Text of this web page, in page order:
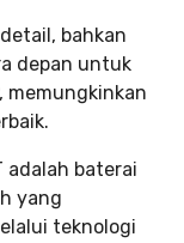
bahkan
depan untuk
memungkinkan
adalah baterai
yang
teknologi